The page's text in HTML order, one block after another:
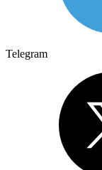
Telegram